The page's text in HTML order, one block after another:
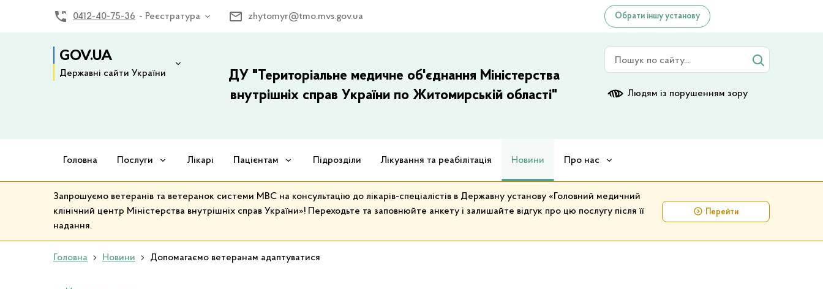
0412-40-75-36 - Реєстратура zhytomyr@tmo.mvs.gov.ua Обрати іншу установу
GOV.UA
Державні сайти України
ДУ "Територіальне медичне об'єднання Міністерства
внутрішніх справ України по Житомирській області"
Людям із порушенням зору
Головна Послуги Лікарі Пацієнтам Підрозділи Лікування та реабілітація Новини Про нас
Запрошуємо ветеранів та ветеранок системи МВС на консультацію до лікарів-спеціалістів в Державну установу «Головний медичний
клінічний центр Міністерства внутрішніх справ України»! Переходьте та заповнюйте анкету і залишайте відгук про цю послугу після її
надання.
Перейти
Головна Новини Допомагаємо ветеранам адаптуватися